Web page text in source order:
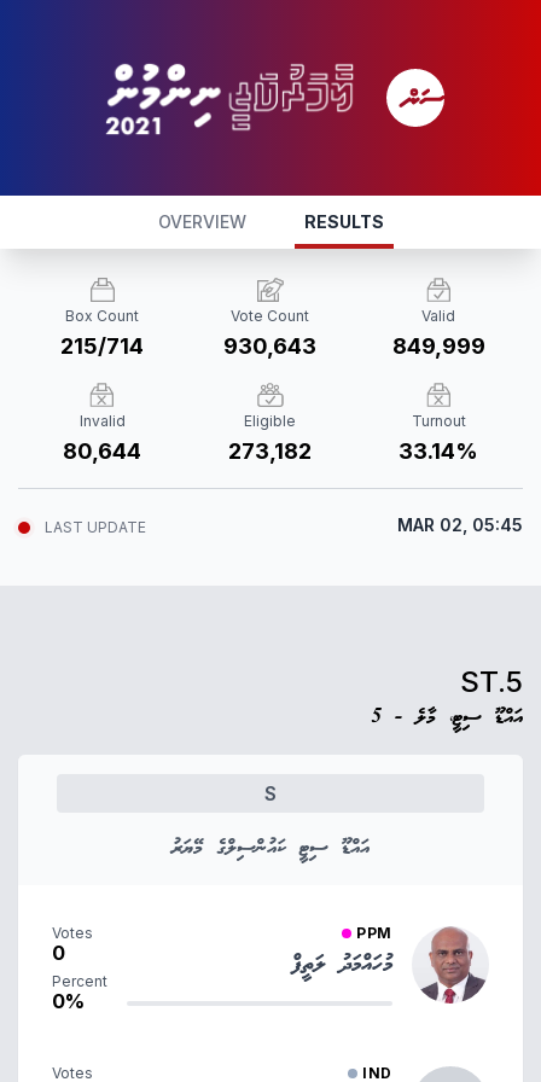
RESULTS
OVERVIEW
Box Count
215/714
Vote Count
930,643
Valid
849,999
Invalid
80,644
Eligible
273,182
Turnout
33.14%
LAST UPDATE MAR 02, 05:45
ST.5
އައްޑޫ ސިޓީ، މާލެ - 5
S
އައްޑޫ ސިޓީ ކައުންސިލްގެ މޭޔަރު
PPM
މުހައްމަދު ލަތީފް
Votes
0
Percent
0%
IND
Votes